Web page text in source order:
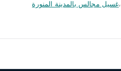
،غسيل مجالس بالمدينة المنورة